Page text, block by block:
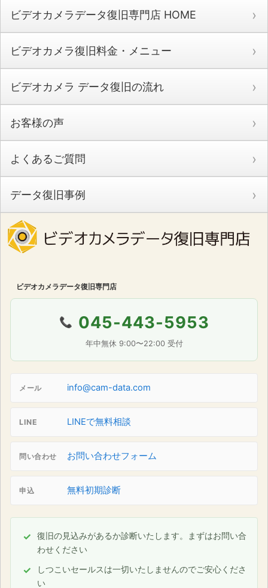
ビデオカメラデータ復旧専門店 HOME
ビデオカメラ復旧料金・メニュー
ビデオカメラ データ復旧の流れ
お客様の声
よくあるご質問
データ復旧事例
ビデオカメラデータ復旧専門店
📞 045-443-5953
年中無休 9:00〜22:00 受付
メール info@cam-data.com
LINE LINEで無料相談
問い合わせ お問い合わせフォーム
申込 無料初期診断
復旧の見込みがあるか診断いたします。まずはお問い合
わせください
しつこいセールスは一切いたしませんのでご安心くださ
い